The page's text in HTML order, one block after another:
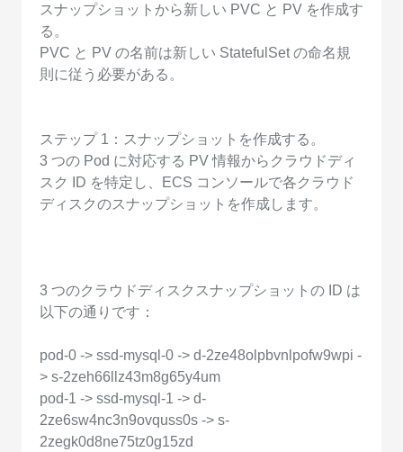
スナップショットから新しい PVC と PV を作成す
る。
PVC と PV の名前は新しい StatefulSet の命名規
則に従う必要がある。
ステップ 1：スナップショットを作成する。
3 つの Pod に対応する PV 情報からクラウドディ
スク ID を特定し、ECS コンソールで各クラウド
ディスクのスナップショットを作成します。
3 つのクラウドディスクスナップショットの ID は
以下の通りです：
pod-0 -> ssd-mysql-0 -> d-2ze48olpbvnlpofw9wpi -
> s-2zeh66llz43m8g65y4um
pod-1 -> ssd-mysql-1 -> d-
2ze6sw4nc3n9ovquss0s -> s-
2zegk0d8ne75tz0g15zd